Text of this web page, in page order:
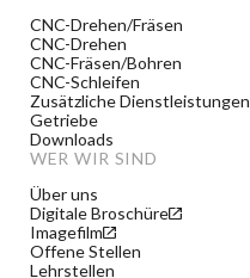
CNC-Drehen/Fräsen
CNC-Drehen
CNC-Fräsen/Bohren
CNC-Schleifen
Zusätzliche Dienstleistungen
Getriebe
Downloads
WER WIR SIND
Über uns
Digitale Broschüre
Imagefilm
Offene Stellen
Lehrstellen